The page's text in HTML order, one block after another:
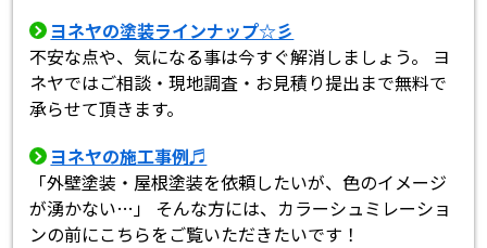
ヨネヤの塗装ラインナップ☆彡
不安な点や、気になる事は今すぐ解消しましょう。 ヨ
ネヤではご相談・現地調査・お見積り提出まで無料で
承らせて頂きます。
ヨネヤの施工事例♬
「外壁塗装・屋根塗装を依頼したいが、色のイメージ
が湧かない…」 そんな方には、カラーシュミレーショ
ンの前にこちらをご覧いただきたいです！